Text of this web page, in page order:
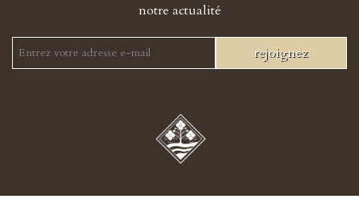
notre actualité
rejoignez